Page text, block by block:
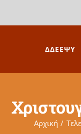
ΔΔΕΕΨΥ
Αρχική